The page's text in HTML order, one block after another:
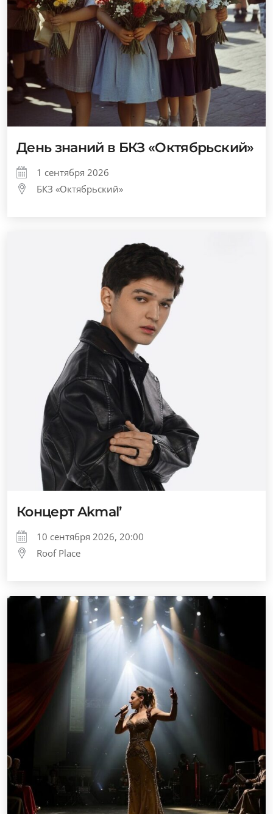
День знаний в БКЗ «Октябрьский»
1 сентября 2026
БКЗ «Октябрьский»
Концерт Akmal’
10 сентября 2026, 20:00
Roof Place